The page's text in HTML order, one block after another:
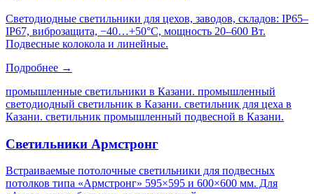
Светодиодные светильники для цехов, заводов, складов: IP65–
IP67, виброзащита, −40…+50°C, мощность 20–600 Вт.
Подвесные колокола и линейные.
Подробнее →
промышленные светильники в Казани. промышленный
светодиодный светильник в Казани. светильник для цеха в
Казани. светильник промышленный подвесной в Казани.
Светильники Армстронг
Встраиваемые потолочные светильники для подвесных
потолков типа «Армстронг» 595×595 и 600×600 мм. Для